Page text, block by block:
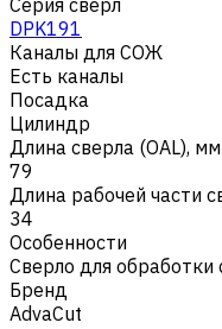
DPK191
Каналы для СОЖ
Есть каналы
Посадка
Цилиндр
Длина сверла (OAL), мм
79
Длина рабочей части
34
Особенности
Сверло для обработки
Бренд
AdvaCut